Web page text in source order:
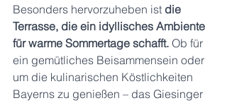
Besonders hervorzuheben ist die
Terrasse, die ein idyllisches Ambiente
für warme Sommertage schafft. Ob für
ein gemütliches Beisammensein oder
um die kulinarischen Köstlichkeiten
Bayerns zu genießen – das Giesinger